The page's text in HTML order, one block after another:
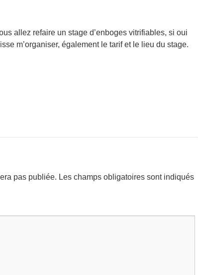
allez refaire un stage d’enboges vitrifiables, si oui
m’organiser, également le tarif et le lieu du stage.
pas publiée. Les champs obligatoires sont indiqués